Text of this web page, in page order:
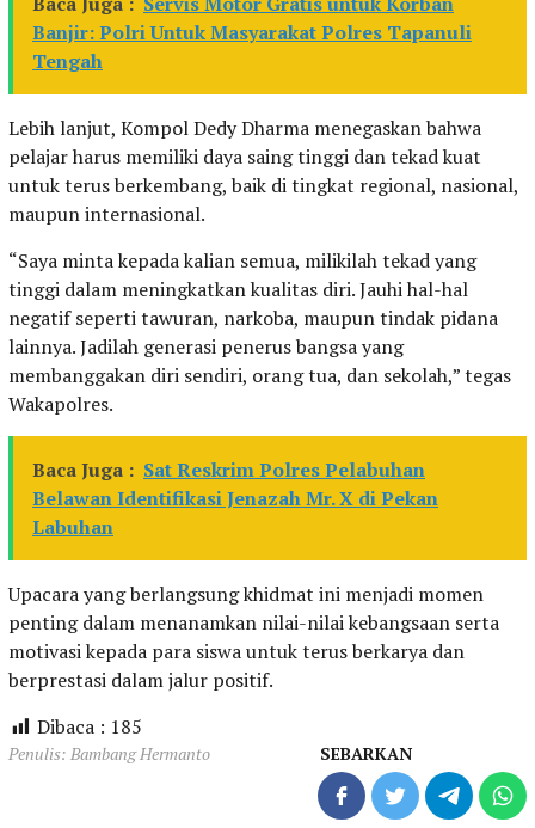
Banjir: Polri Untuk Masyarakat Polres Tapanuli
Tengah
Lebih lanjut, Kompol Dedy Dharma menegaskan bahwa
pelajar harus memiliki daya saing tinggi dan tekad kuat
untuk terus berkembang, baik di tingkat regional, nasional,
maupun internasional.
“Saya minta kepada kalian semua, milikilah tekad yang
tinggi dalam meningkatkan kualitas diri. Jauhi hal-hal
negatif seperti tawuran, narkoba, maupun tindak pidana
lainnya. Jadilah generasi penerus bangsa yang
membanggakan diri sendiri, orang tua, dan sekolah,” tegas
Wakapolres.
Baca Juga : Sat Reskrim Polres Pelabuhan
Belawan Identifikasi Jenazah Mr. X di Pekan
Labuhan
Upacara yang berlangsung khidmat ini menjadi momen
penting dalam menanamkan nilai-nilai kebangsaan serta
motivasi kepada para siswa untuk terus berkarya dan
berprestasi dalam jalur positif.
Dibaca : 185
Penulis: Bambang Hermanto SEBARKAN